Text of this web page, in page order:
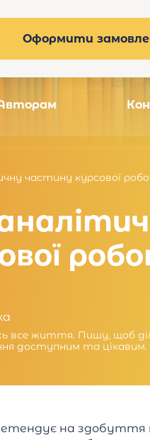
Оформити
частину курсової
все життя. Пишу, щоб
доступним та цікавим.
на здобуття